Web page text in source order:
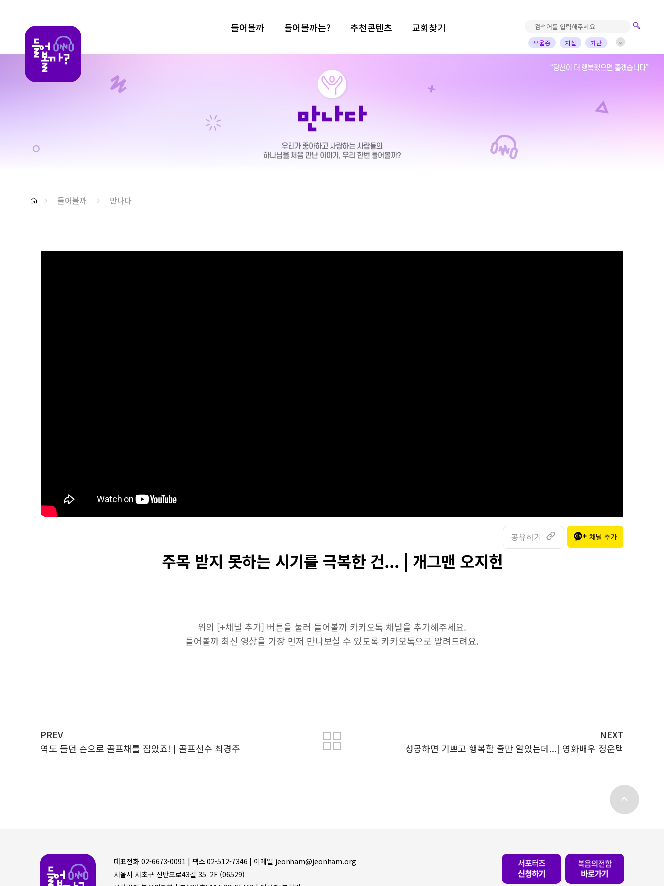
들어볼까 들어볼까는? 추천콘텐츠 교회찾기
우울증 자살
가난
진로고민
가정의아픔
부부 배우
가수
돌아온탕자
들어볼까 만나다
공유하기
주목 받지 못하는 시기를 극복한 건... | 개그맨 오지헌
위의 [+채널 추가] 버튼을 눌러 들어볼까 카카오톡 채널을 추가해주세요.
들어볼까 최신 영상을 가장 먼저 만나보실 수 있도록 카카오톡으로 알려드려요.
PREV
역도 들던 손으로 골프채를 잡았죠! | 골프선수 최경주
목록
NEXT
성공하면 기쁘고 행복할 줄만 알았는데...| 영화배우 정운택
대표전화 02-6673-0091 | 팩스 02-512-7346 | 이메일 jeonham@jeonham.org
서울시 서초구 신반포로43길 35, 2F (06529)